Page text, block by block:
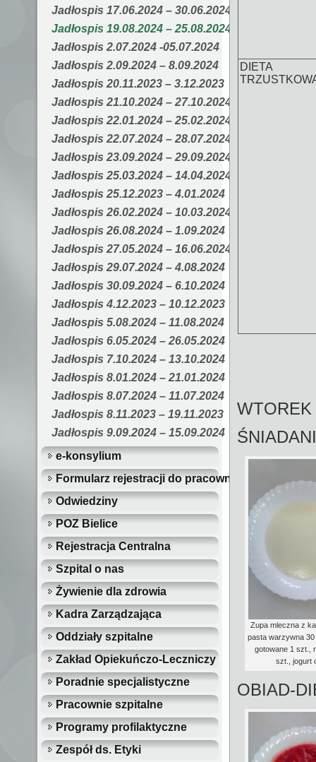
Jadłospis 17.06.2024 – 30.06.2024
Jadłospis 19.08.2024 – 25.08.2024
Jadłospis 2.07.2024 -05.07.2024
Jadłospis 2.09.2024 – 8.09.2024
Jadłospis 20.11.2023 – 3.12.2023
Jadłospis 21.10.2024 – 27.10.2024
Jadłospis 22.01.2024 – 25.02.2024
Jadłospis 22.07.2024 – 28.07.2024
Jadłospis 23.09.2024 – 29.09.2024
Jadłospis 25.03.2024 – 14.04.2024
Jadłospis 25.12.2023 – 4.01.2024
Jadłospis 26.02.2024 – 10.03.2024
Jadłospis 26.08.2024 – 1.09.2024
Jadłospis 27.05.2024 – 16.06.2024
Jadłospis 29.07.2024 – 4.08.2024
Jadłospis 30.09.2024 – 6.10.2024
Jadłospis 4.12.2023 – 10.12.2023
Jadłospis 5.08.2024 – 11.08.2024
Jadłospis 6.05.2024 – 26.05.2024
Jadłospis 7.10.2024 – 13.10.2024
Jadłospis 8.01.2024 – 21.01.2024
Jadłospis 8.07.2024 – 11.07.2024
Jadłospis 8.11.2023 – 19.11.2023
Jadłospis 9.09.2024 – 15.09.2024
e-konsylium
Formularz rejestracji do pracowni i poradni…
Odwiedziny
POZ Bielice
Rejestracja Centralna
Szpital o nas
Żywienie dla zdrowia
Kadra Zarządzająca
Oddziały szpitalne
Zakład Opiekuńczo-Leczniczy
Poradnie specjalistyczne
Pracownie szpitalne
Programy profilaktyczne
Zespół ds. Etyki
DIETA
WTOREK
Zupa mleczna z
pasta warzywna
gotowane 1 szt.,
szt., jogurt
OBIAD-